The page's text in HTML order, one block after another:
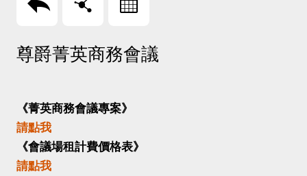
回上頁 分享 Booking
尊爵菁英商務會議
《菁英商務會議專案》
請點我
《會議場租計費價格表》
請點我